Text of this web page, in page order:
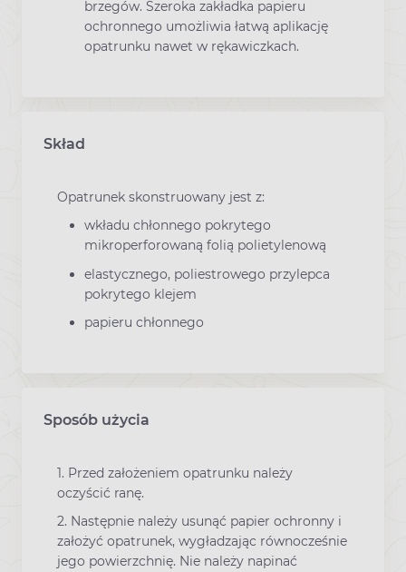
brzegów. Szeroka zakładka papieru
ochronnego umożliwia łatwą aplikację
opatrunku nawet w rękawiczkach.
Skład
Opatrunek skonstruowany jest z:
wkładu chłonnego pokrytego
mikroperforowaną folią polietylenową
elastycznego, poliestrowego przylepca
pokrytego klejem
papieru chłonnego
Sposób użycia
1. Przed założeniem opatrunku należy
oczyścić ranę.
2. Następnie należy usunąć papier ochronny i
założyć opatrunek, wygładzając równocześnie
jego powierzchnię. Nie należy napinać